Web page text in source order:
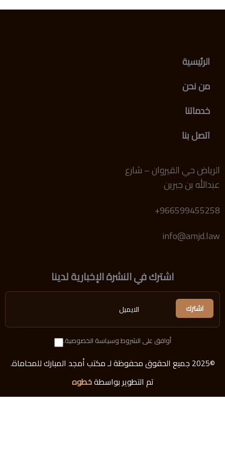
الرئيسية
من نحن
خدماتنا
اتصل بنا
الرياض حي القيروان – شارع
عبدالله بن جبرين
966599455258+
info@amjd.law
اشترك في النشرة الإخبارية لدينا
أوافق على الشروط وسياسة الخصوصية.
©2025 جميع الحقوق محفوظة لـ مكتب أمجد المبارك للمحاماة.
تم التطوير بواسطةخطوه